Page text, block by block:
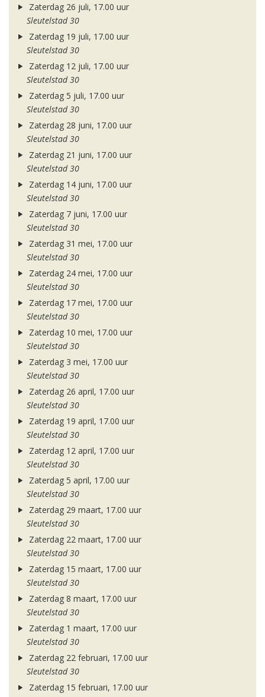
Zaterdag 26 juli, 17.00 uur
Sleutelstad 30
Zaterdag 19 juli, 17.00 uur
Sleutelstad 30
Zaterdag 12 juli, 17.00 uur
Sleutelstad 30
Zaterdag 5 juli, 17.00 uur
Sleutelstad 30
Zaterdag 28 juni, 17.00 uur
Sleutelstad 30
Zaterdag 21 juni, 17.00 uur
Sleutelstad 30
Zaterdag 14 juni, 17.00 uur
Sleutelstad 30
Zaterdag 7 juni, 17.00 uur
Sleutelstad 30
Zaterdag 31 mei, 17.00 uur
Sleutelstad 30
Zaterdag 24 mei, 17.00 uur
Sleutelstad 30
Zaterdag 17 mei, 17.00 uur
Sleutelstad 30
Zaterdag 10 mei, 17.00 uur
Sleutelstad 30
Zaterdag 3 mei, 17.00 uur
Sleutelstad 30
Zaterdag 26 april, 17.00 uur
Sleutelstad 30
Zaterdag 19 april, 17.00 uur
Sleutelstad 30
Zaterdag 12 april, 17.00 uur
Sleutelstad 30
Zaterdag 5 april, 17.00 uur
Sleutelstad 30
Zaterdag 29 maart, 17.00 uur
Sleutelstad 30
Zaterdag 22 maart, 17.00 uur
Sleutelstad 30
Zaterdag 15 maart, 17.00 uur
Sleutelstad 30
Zaterdag 8 maart, 17.00 uur
Sleutelstad 30
Zaterdag 1 maart, 17.00 uur
Sleutelstad 30
Zaterdag 22 februari, 17.00 uur
Sleutelstad 30
Zaterdag 15 februari, 17.00 uur